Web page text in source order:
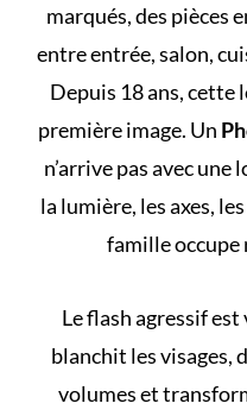
marqués, des pièces
entre entrée, salon,
Depuis 18 ans, cette
première image. Un
n’arrive pas avec
la lumière, les axes,
famille occupe
Le flash agressif
blanchit les visages,
volumes et